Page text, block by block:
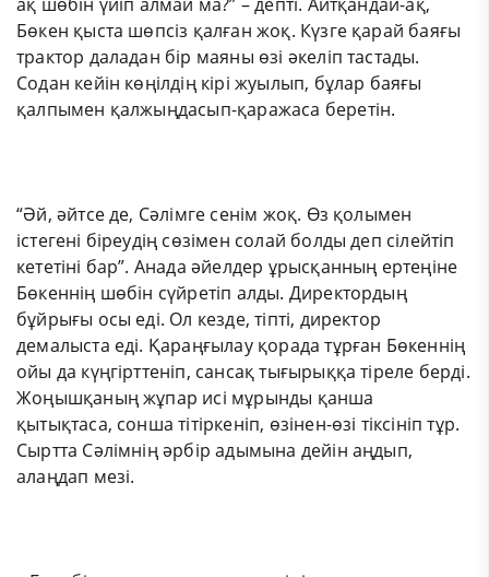
Бөкен қыста шөпсіз қалған жоқ. Күзге қарай баяғы
трактор даладан бір маяны өзі әкеліп тастады.
Содан кейін көңілдің кірі жуылып, бұлар баяғы
қалпымен қалжыңдасып-қаражаса беретін.
“Әй, әйтсе де, Сәлімге сенім жоқ. Өз қолымен
істегені біреудің сөзімен солай болды деп сілейтіп
кететіні бар”. Анада әйелдер ұрысқанның ертеңіне
Бөкеннің шөбін сүйретіп алды. Директордың
бұйрығы осы еді. Ол кезде, тіпті, директор
демалыста еді. Қараңғылау қорада тұрған Бөкеннің
ойы да күңгірттеніп, сансақ тығырыққа тіреле берді.
Жоңышқаның жұпар исі мұрынды қанша
қытықтаса, сонша тітіркеніп, өзінен-өзі тіксініп тұр.
Сыртта Сәлімнің әрбір адымына дейін аңдып,
алаңдап мезі.